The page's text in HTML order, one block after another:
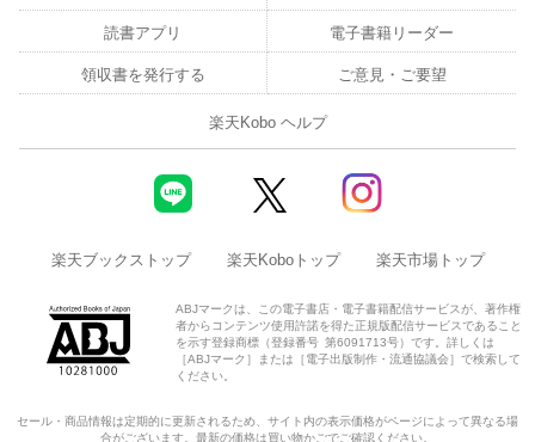
読書アプリ 電子書籍リーダー
領収書を発行する ご意見・ご要望
楽天Kobo ヘルプ
楽天ブックストップ 楽天Koboトップ 楽天市場トップ
ABJマークは、この電子書店・電子書籍配信サービスが、著作権
者からコンテンツ使用許諾を得た正規版配信サービスであること
を示す登録商標（登録番号 第6091713号）です。詳しくは
［ABJマーク］または［電子出版制作・流通協議会］で検索して
ください。
セール・商品情報は定期的に更新されるため、サイト内の表示価格がページによって異なる場
合がございます。最新の価格は買い物かごでご確認ください。